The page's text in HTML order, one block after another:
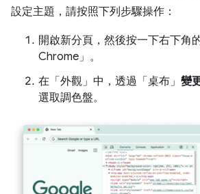
設定主題，請按照下列步驟操作：
開啟新分頁，然後按一下右下角
Chrome」 。
在「外觀」中，透過「桌布」 變
選取調色盤。